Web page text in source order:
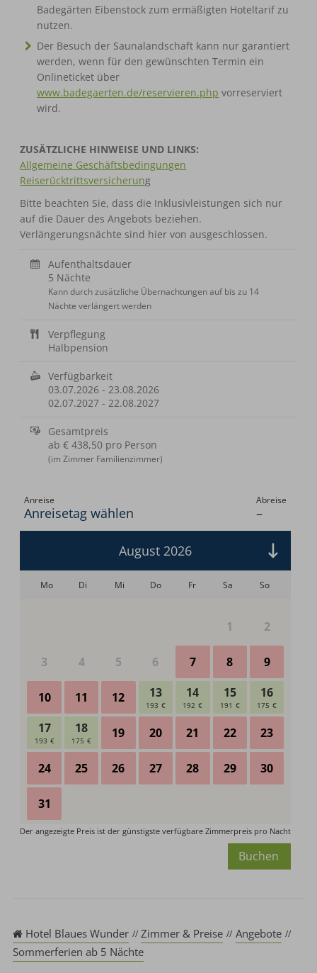
Badegärten Eibenstock zum ermäßigten Hoteltarif zu
nutzen.
Der Besuch der Saunalandschaft kann nur garantiert
werden, wenn für den gewünschten Termin ein
Onlineticket über
www.badegaerten.de/reservieren.php vorreserviert
wird.
ZUSÄTZLICHE HINWEISE UND LINKS:
Allgemeine Geschäftsbedingungen
Reiserücktrittsversicherung
Bitte beachten Sie, dass die Inklusivleistungen sich nur
auf die Dauer des Angebots beziehen.
Verlängerungsnächte sind hier von ausgeschlossen.
Aufenthaltsdauer
5 Nächte
Kann durch zusätzliche Übernachtungen auf bis zu 14
Nächte verlängert werden
Verpflegung
Halbpension
Verfügbarkeit
03.07.2026 -23.08.2026
02.07.2027 -22.08.2027
Gesamtpreis
ab€ 438,50 pro Person
(im Zimmer Familienzimmer)
Buchen
Hotel Blaues Wunder Zimmer & Preise
Angebote
Sommerferien ab 5 Nächte